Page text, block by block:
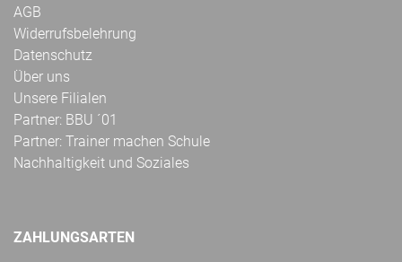
AGB
Widerrufsbelehrung
Datenschutz
Über uns
Unsere Filialen
Partner: BBU ´01
Partner: Trainer machen Schule
Nachhaltigkeit und Soziales
ZAHLUNGSARTEN